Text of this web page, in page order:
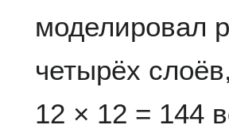
моделировал
четырёх
12 × 12 = 144